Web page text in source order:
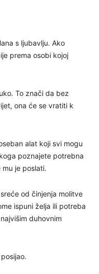
s ljubavlju. Ako
prema osobi kojoj
To znači da bez
ona će se vratiti k
alat koji svi mogu
poznajete potrebna
je poslati.
od činjenja molitve
ispuni želja ili potreba
duhovnim